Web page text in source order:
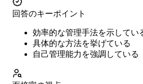
回答のキーポイント
効率的な管理手法を示してい
具体的な方法を挙げている
自己管理能力を強調している